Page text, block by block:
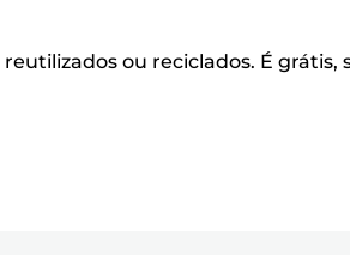
ou reciclados. É grátis,